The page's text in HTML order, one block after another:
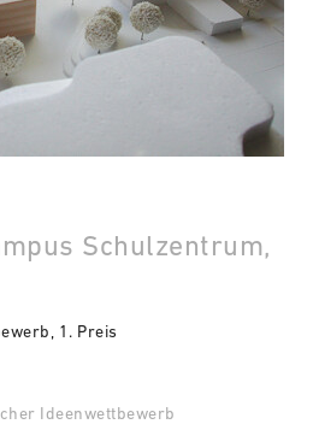
Schulzentrum,
1. Preis
Ideenwettbewerb